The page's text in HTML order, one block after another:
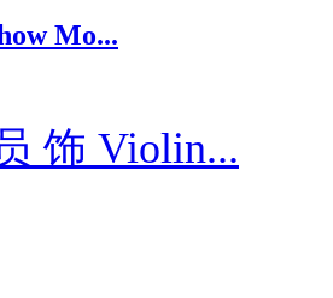
Mo...
饰 Violin...